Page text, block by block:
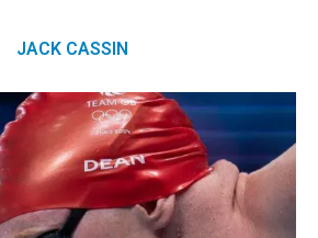
JACK CASSIN